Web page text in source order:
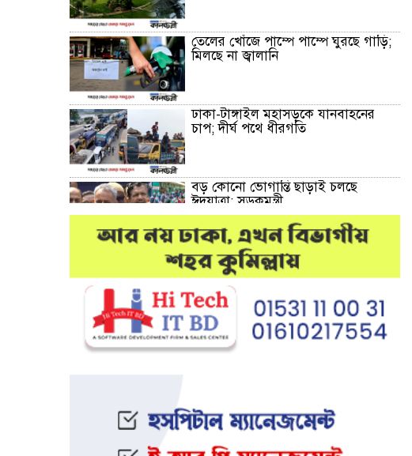
তেলের খোঁজে পাম্পে পাম্পে ঘুরছে গাড়ি;
মিলছে না জ্বালানি
ঢাকা-টাঙ্গাইল মহাসড়কে যানবাহনের
চাপ; দীর্ঘ পথে ধীরগতি
বড় কোনো ভোগান্তি ছাড়াই চলছে
ঈদযাত্রা: সড়কমন্ত্রী
মেলান্দহে উপবৃত্তি কেলেঙ্কারি:
অভিভাবকের জায়গায় শিক্ষকের ব্যাংক
হিসাব
দেশে আবারও উদ্ধার হলো ভয়ংকর
মাদক: ক্রিস্টাল মেথ ও এলএসডি
ইফতার অনুষ্ঠানকে কেন্দ্র করে বিএনপি–
জামায়াত সংঘর্ষ: আহত ৮